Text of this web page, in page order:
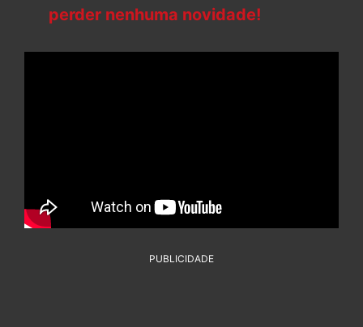
perder nenhuma novidade!
PUBLICIDADE